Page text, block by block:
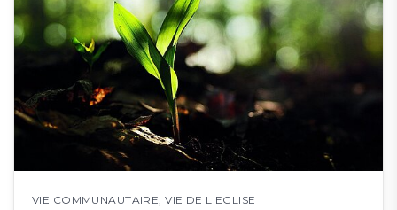
VIE COMMUNAUTAIRE ,VIE DE L'EGLISE